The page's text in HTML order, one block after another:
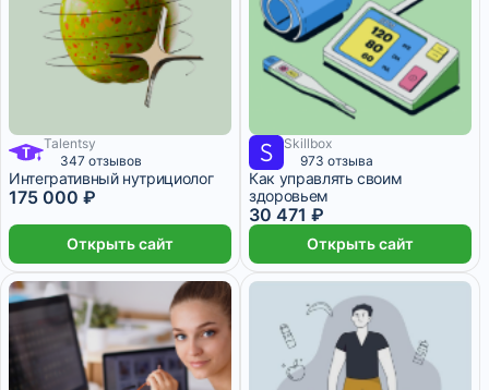
Talentsy
347 отзывов
Интегративный нутрициолог
175 000 ₽
Открыть сайт
5 078 ₽/мес 1 месяц
Skillbox
973 отзыва
Как управлять своим
здоровьем
30 471 ₽
Открыть сайт